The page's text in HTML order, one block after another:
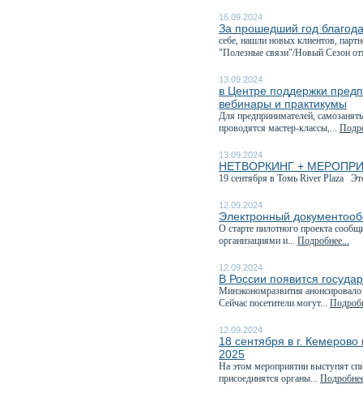
16.09.2024
За прошедший год
себе, нашли новых клиентов,
"Полезные связи"/Новый Сезон
13.09.2024
в Центре поддержки
вебинары и практикумы
Для предпринимателей,
проводятся мастер-классы,...
13.09.2024
НЕТВОРКИНГ +
19 сентября в Томь River Plaza
12.09.2024
Электронный
О старте пилотного проекта
организациями и... Подробнее...
12.09.2024
В России появится
Минэкономразвития
Сейчас посетители могут...
12.09.2024
18 сентября в г.
2025
На этом мероприятии выступят
присоединятся органы...